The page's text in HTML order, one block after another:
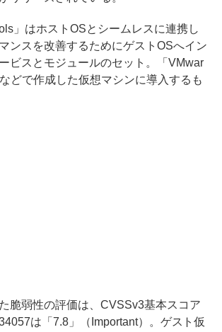
」はホストOSとシームレスに連携し
ンスを改善するためにゲストOSへイン
ビスとモジュールのセット。「VMwar
どで作成した仮想マシンに導入するも
脆弱性の評価は、CVSSv3基本スコア
は「7.8」（Important）。ゲスト仮